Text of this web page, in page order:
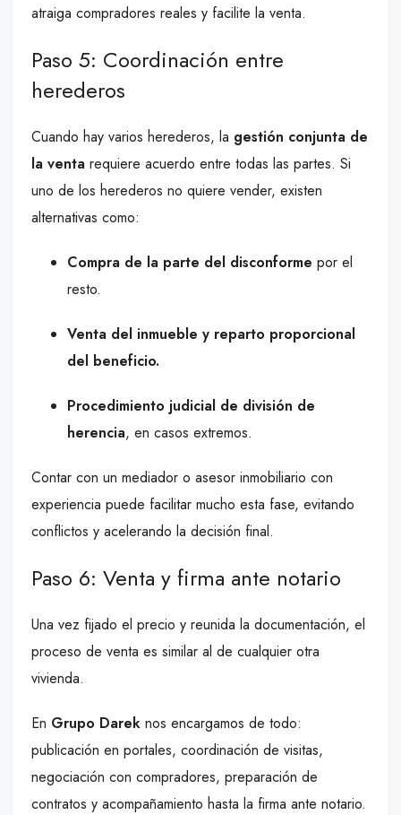
atraiga compradores reales y facilite la venta.
Paso 5: Coordinación entre
herederos
Cuando hay varios herederos, la gestión conjunta de
la venta requiere acuerdo entre todas las partes. Si
uno de los herederos no quiere vender, existen
alternativas como:
Compra de la parte del disconforme por el
resto.
Venta del inmueble y reparto proporcional
del beneficio.
Procedimiento judicial de división de
herencia, en casos extremos.
Contar con un mediador o asesor inmobiliario con
experiencia puede facilitar mucho esta fase, evitando
conflictos y acelerando la decisión final.
Paso 6: Venta y firma ante notario
Una vez fijado el precio y reunida la documentación, el
proceso de venta es similar al de cualquier otra
vivienda.
En Grupo Darek nos encargamos de todo:
publicación en portales, coordinación de visitas,
negociación con compradores, preparación de
contratos y acompañamiento hasta la firma ante notario.